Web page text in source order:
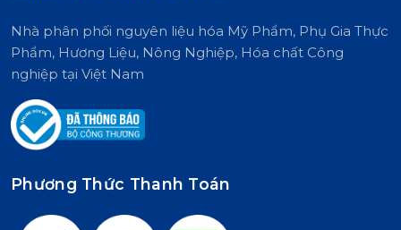
Nhà phân phối nguyên liệu hóa Mỹ Phẩm, Phụ Gia Thực
Phẩm, Hương Liệu, Nông Nghiệp, Hóa chất Công
nghiệp tại Việt Nam
Phương Thức Thanh Toán